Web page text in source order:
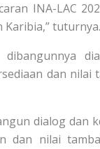
INA-LAC
tuturnya.
dan
dialog dan
dan nilai